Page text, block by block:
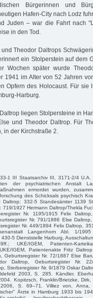
Bürgerinnen und
Hafen-City nach Lodz
Juden – war die Fahrt nach
in den Tod.
Theodor Daltrops
ein Stolperstein auf dem
Wochen später wurde
1941 im Alter von 52 Jahren
Opfern des Holocaust. Für sie
Harburg.
liegen Stolpersteine in
und Theodor Daltrop. Für
in der Kirchstraße 2.
1 III Staatsarchiv III, 3171-2/4 U.A.
der psychiatrischen Anstalt
ermordet wurden,
des Schicksals psychisch
332-5 Standesämter 1139
719/1927 Hermann Daltrop/Thekla
Nr. 1195/1915 Felix
Nr. 791/1886 Else
Nr. 449/1894 Felix Daltrop,
Langenhorn Abl. 1/1995
5 Dienststelle Harburg,
UKE/IGEM, Patienten-
IGEM, Patientenakte Fritz
Geburtsregister Nr. 72/1887 Else
Daltrop, Geburtsregister Nr.
Sterberegister Nr. 9/1879 Oskar
2003, S. 285. Kändler,
Kopitzsch, Franklin/Brietzke,
S. 69–71. Villiez von, Anna,
Ärzte in Hamburg 1933 bis